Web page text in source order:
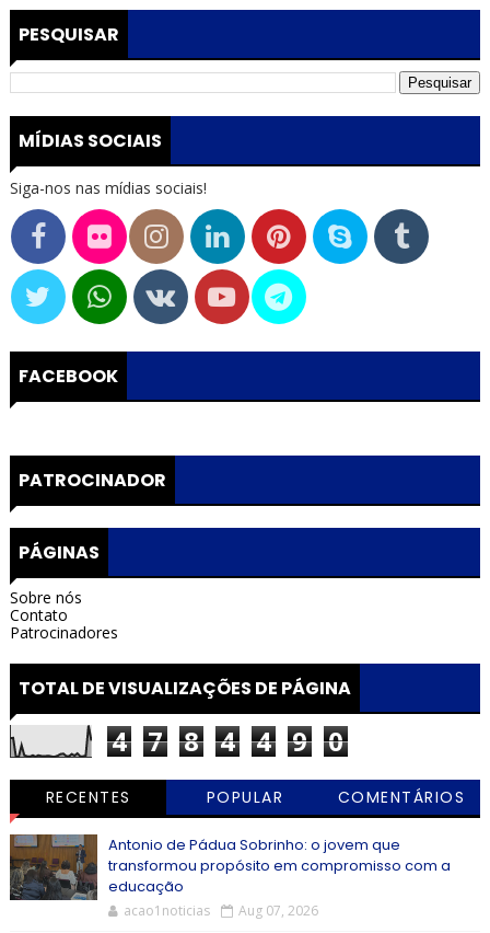
PESQUISAR
MÍDIAS SOCIAIS
Siga-nos nas mídias sociais!
FACEBOOK
PATROCINADOR
PÁGINAS
Sobre nós
Contato
Patrocinadores
TOTAL DE VISUALIZAÇÕES DE PÁGINA
4 7 8 4 4 9 0
RECENTES POPULAR COMENTÁRIOS
Antonio de Pádua Sobrinho: o jovem que
transformou propósito em compromisso com a
educação
acao1noticias Aug 07, 2026